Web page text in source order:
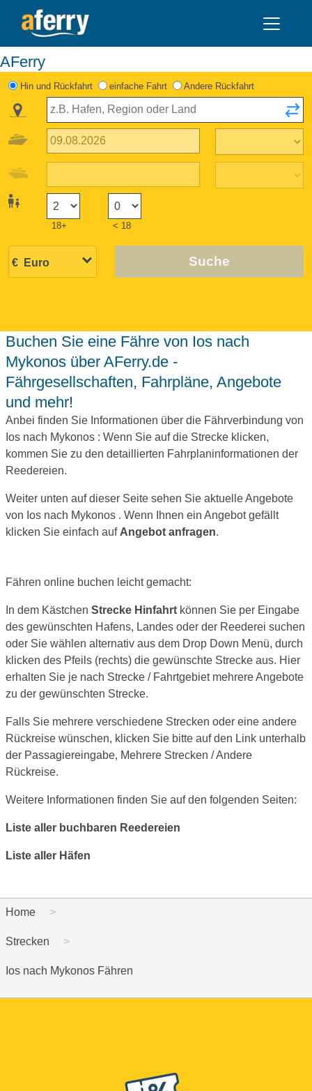
AFerry
Hin und Rückfahrt einfache Fahrt Andere Rückfahrt
18+ < 18
Suche
Buchen Sie eine Fähre von Ios nach
Mykonos über AFerry.de -
Fährgesellschaften, Fahrpläne, Angebote
und mehr!
Anbei finden Sie Informationen über die Fährverbindung von
Ios nach Mykonos : Wenn Sie auf die Strecke klicken,
kommen Sie zu den detaillierten Fahrplaninformationen der
Reedereien.
Weiter unten auf dieser Seite sehen Sie aktuelle Angebote
von Ios nach Mykonos . Wenn Ihnen ein Angebot gefällt
klicken Sie einfach auf Angebot anfragen.
Fähren online buchen leicht gemacht:
In dem Kästchen Strecke Hinfahrt können Sie per Eingabe
des gewünschten Hafens, Landes oder der Reederei suchen
oder Sie wählen alternativ aus dem Drop Down Menü, durch
klicken des Pfeils (rechts) die gewünschte Strecke aus. Hier
erhalten Sie je nach Strecke / Fahrtgebiet mehrere Angebote
zu der gewünschten Strecke.
Falls Sie mehrere verschiedene Strecken oder eine andere
Rückreise wünschen, klicken Sie bitte auf den Link unterhalb
der Passagiereingabe, Mehrere Strecken / Andere
Rückreise.
Weitere Informationen finden Sie auf den folgenden Seiten:
Liste aller buchbaren Reedereien
Liste aller Häfen
Home
Strecken
Ios nach Mykonos Fähren